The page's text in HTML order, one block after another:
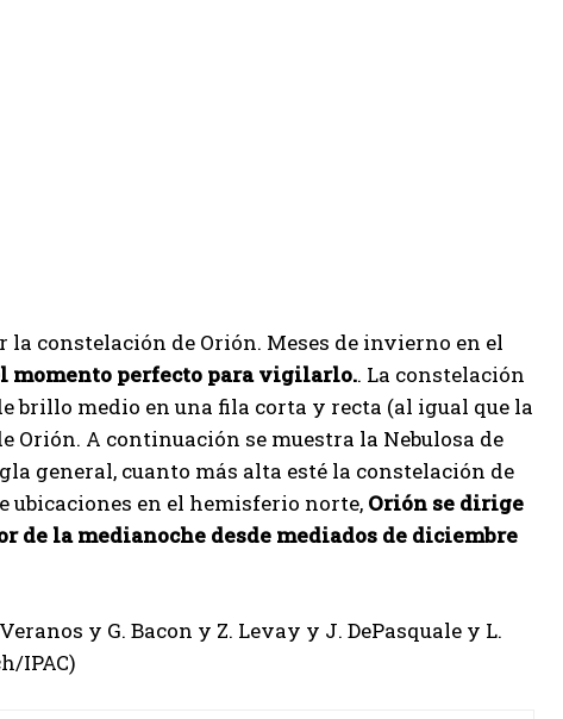
constelación de Orión. Meses de invierno en el
momento perfecto para vigilarlo.. La constelación
brillo medio en una fila corta y recta (al igual que la
Orión. A continuación se muestra la Nebulosa de
general, cuanto más alta esté la constelación de
ubicaciones en el hemisferio norte, Orión se dirige
de la medianoche desde mediados de diciembre
y G. Bacon y Z. Levay y J. DePasquale y L.
IPAC)